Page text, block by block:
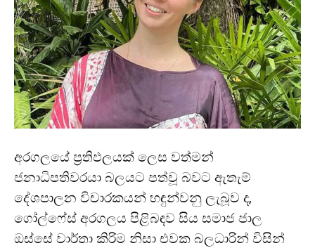
අරගලයේ ප්‍රතිඵලයක් ලෙස වත්මන්
ජනාධිපතිවරයා බලයට පත්වූ බවට ඇතැම්
දේශපාලන විචාරකයන් හඳුන්වනු ලැබූව ද,
ගෝල්ෆේස් අරගලය පිළිබඳව සිය සමාජ ජාල
ඔස්සේ වාර්තා කිරිම නිසා එවක බලධාරින් විසින්